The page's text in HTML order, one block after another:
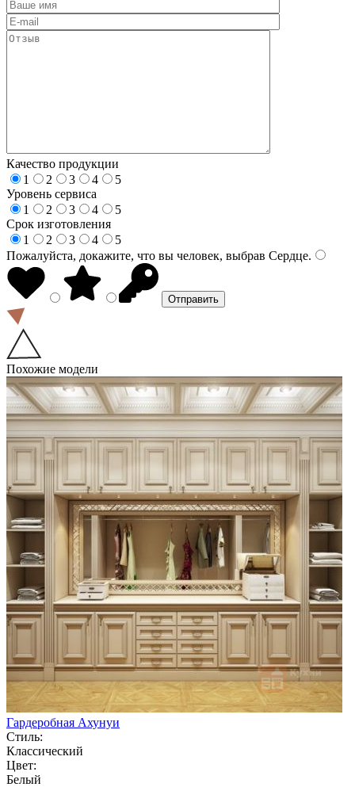
Качество продукции
1
2 3 4
5
Уровень сервиса
1
2 3 4
5
Срок изготовления
1
2 3 4
5
Пожалуйста, докажите, что вы человек, выбрав Сердце.
Похожие модели
Гардеробная Ахунуи
Стиль:
Классический
Цвет:
Белый